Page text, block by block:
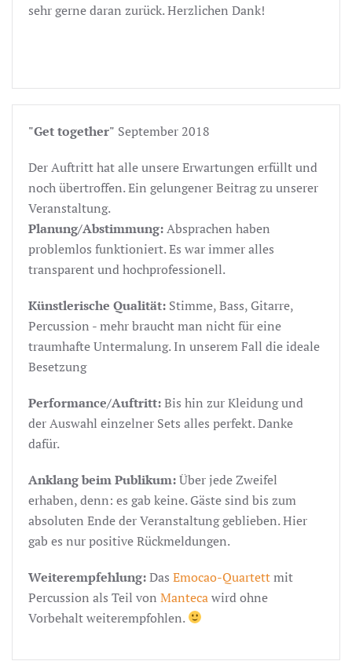
sehr gerne daran zurück. Herzlichen Dank!
"Get together" September 2018
Der Auftritt hat alle unsere Erwartungen erfüllt und
noch übertroffen. Ein gelungener Beitrag zu unserer
Veranstaltung.
Planung/Abstimmung:Absprachen haben
problemlos funktioniert. Es war immer alles
transparent und hochprofessionell.
Künstlerische Qualität: Stimme, Bass, Gitarre,
Percussion - mehr braucht man nicht für eine
traumhafte Untermalung. In unserem Fall die ideale
Besetzung
Performance/Auftritt:Bis hin zur Kleidung und
der Auswahl einzelner Sets alles perfekt. Danke
dafür.
Anklang beim Publikum:Über jede Zweifel
erhaben, denn: es gab keine. Gäste sind bis zum
absoluten Ende der Veranstaltung geblieben. Hier
gab es nur positive Rückmeldungen.
Weiterempfehlung:Das Emocao-Quartettmit
Percussion als Teil von Mantecawird ohne
Vorbehalt weiterempfohlen.